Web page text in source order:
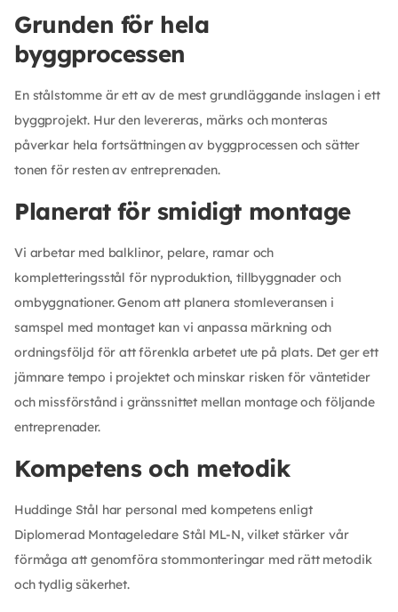
Grunden för hela
byggprocessen
En stålstomme är ett av de mest grundläggande inslagen i ett
byggprojekt. Hur den levereras, märks och monteras
påverkar hela fortsättningen av byggprocessen och sätter
tonen för resten av entreprenaden.
Planerat för smidigt montage
Vi arbetar med balklinor, pelare, ramar och
kompletteringsstål för nyproduktion, tillbyggnader och
ombyggnationer. Genom att planera stomleveransen i
samspel med montaget kan vi anpassa märkning och
ordningsföljd för att förenkla arbetet ute på plats. Det ger ett
jämnare tempo i projektet och minskar risken för väntetider
och missförstånd i gränssnittet mellan montage och följande
entreprenader.
Kompetens och metodik
Huddinge Stål har personal med kompetens enligt
Diplomerad Montageledare Stål ML-N, vilket stärker vår
förmåga att genomföra stommonteringar med rätt metodik
och tydlig säkerhet.